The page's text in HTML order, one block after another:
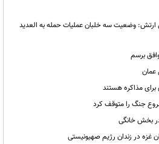
ارتش: وضعیت سه خلبان عملیات حمله به العدید
برسم
عمان
مذاکره هستند
جنگ را متوقف کرد
بخش خانگی
غزه در زندان رژیم صهیونیستی